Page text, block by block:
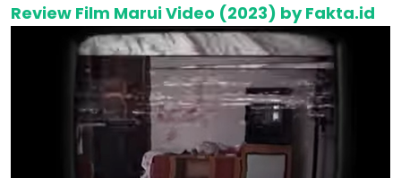
Review Film Marui Video (2023) by Fakta.id